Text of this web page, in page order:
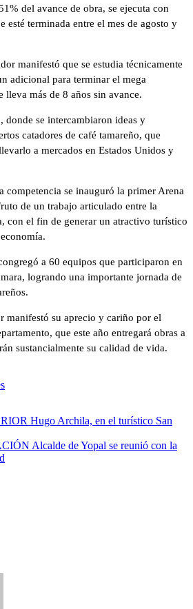
del avance de obra, se ejecuta con
esté terminada entre el mes de agosto y
manifestó que se estudia técnicamente
adicional para terminar el mega
lleva más de 8 años sin avance.
donde se intercambiaron ideas y
catadores de café tamareño, que
a mercados en Estados Unidos y
competencia se inauguró la primer Arena
de un trabajo articulado entre la
con el fin de generar un atractivo turístico
a 60 equipos que participaron en
logrando una importante jornada de
manifestó su aprecio y cariño por el
que este año entregará obras a
sustancialmente su calidad de vida.
Hugo Archila, en el turístico San
Alcalde de Yopal se reunió con la